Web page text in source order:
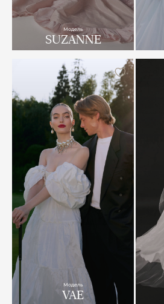
Модель
SUZANNE
Модель
VAE